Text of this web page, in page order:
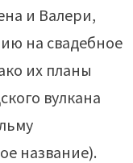
и Валери,
на свадебное
их планы
вулкана
название).